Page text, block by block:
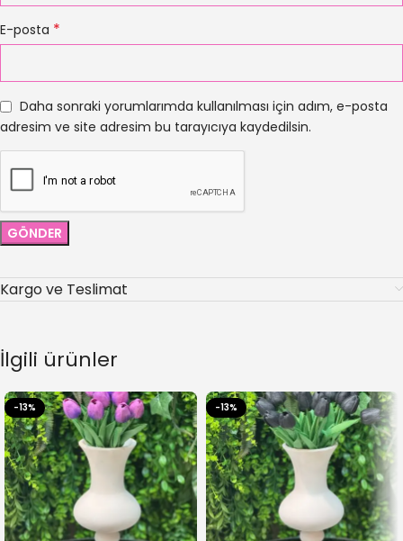
E-posta *
Daha sonraki yorumlarımda kullanılması için adım, e-posta
adresim ve site adresim bu tarayıcıya kaydedilsin.
Kargo ve Teslimat
İlgili ürünler
-13% -13%